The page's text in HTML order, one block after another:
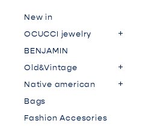
New in
OCUCCI jewelry
BENJAMIN
Old&Vintage
Native american
Bags
Fashion Accesories